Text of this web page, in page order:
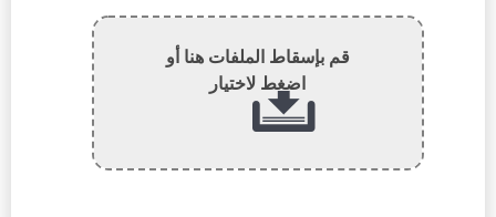
قم بإسقاط الملفات هنا أو
اضغط لاختيار